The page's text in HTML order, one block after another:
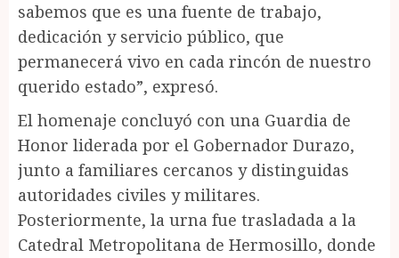
sabemos que es una fuente de trabajo,
dedicación y servicio público, que
permanecerá vivo en cada rincón de nuestro
querido estado”, expresó.
El homenaje concluyó con una Guardia de
Honor liderada por el Gobernador Durazo,
junto a familiares cercanos y distinguidas
autoridades civiles y militares.
Posteriormente, la urna fue trasladada a la
Catedral Metropolitana de Hermosillo, donde